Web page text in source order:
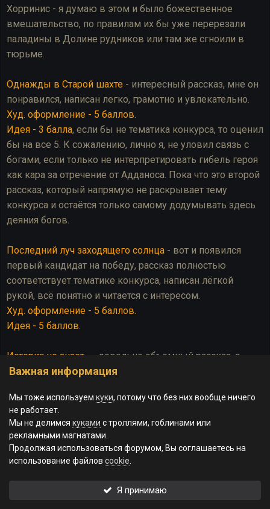
Хорринис - я думаю в этом и было божественное
вмешательство, по правилам их бы уже перерезали
паладины в Долине рудников или там же сгноили в
тюрьме.
Однажды в Старой шахте - интересный рассказ, мне он
понравился, написан легко, грамотно и увлекательно.
Худ. оформление - 5 баллов.
Идея - 3 балла, если бы не тематика конкурса, то оценил
бы на все 5. К сожалению, лично я, не уловил связь с
богами, если только не интерпретировать гибель героя
как кара за отречение от Адданоса. Пока что это второй
рассказ, который напрямую не раскрывает тему
конкурса и остаётся только самому додумывать здесь
деяния богов.
Последний луч заходящего солнца - вот и появился
первый кандидат на победу, рассказ полностью
соответствует тематике конкурса, написан лёгкой
рукой, всё понятно и читается с интересом.
Худ. оформление - 5 баллов.
Идея - 5 баллов.
История не знает...
- довольно объемный рассказ, с
большим интересом ознакомился с историей
лёгкий, не нагружает, читается просто.
Худ. оформление - 5 баллов.
Идея - 3 балла(если бы не тематика конкурса, то все 5
заслуженные)
увидел, но касательно темы - прямого указания на
Важная информация
Мы тоже используем куки, потому что без них вообще ничего
не работает.
Мы не делимся куками с троллями, гоблинами или
рекламными магнатами.
Продолжая использоваться форумом, Вы соглашаетесь на
использование файлов cookie
Я принимаю